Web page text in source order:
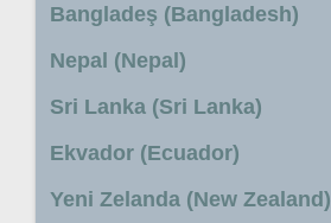
Bangladeş (Bangladesh)
Nepal (Nepal)
Sri Lanka (Sri Lanka)
Ekvador (Ecuador)
Yeni Zelanda (New Zealand)